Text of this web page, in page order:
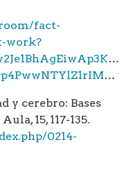
fact-
work?
y cerebro: Bases
15, 117-135.
0214-